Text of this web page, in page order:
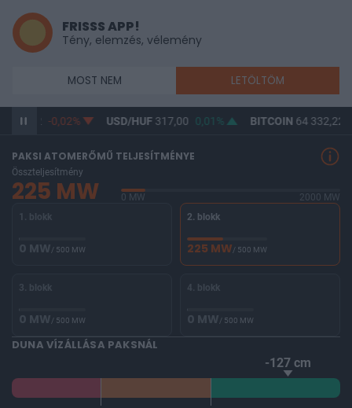
FRISSS APP!
Tény, elemzés, vélemény
MOST NEM LETÖLTÖM
365,32 -0,02% USD/HUF317,00 0,01% BITCOIN64 332,22
PAKSI ATOMERŐMŰ TELJESÍTMÉNYE
Összteljesítmény
225 MW 0 MW
2000 MW
1. blokk
0 MW/ 500 MW
2. blokk
225 MW/ 500 MW
3. blokk
0 MW/ 500 MW
4. blokk
0 MW/ 500 MW
DUNA VÍZÁLLÁSA PAKSNÁL
-127 cm